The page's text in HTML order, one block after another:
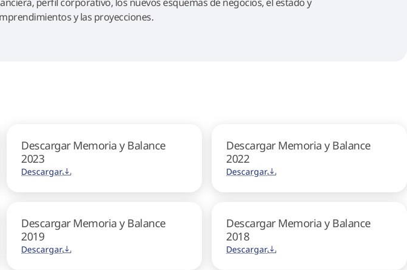
y las proyecciones.
Descargar Memoria y Balance
2023
Descargar
Descargar Memoria y Balance
2022
Descargar
Descargar Memoria y Balance
2019
Descargar
Descargar Memoria y Balance
2018
Descargar